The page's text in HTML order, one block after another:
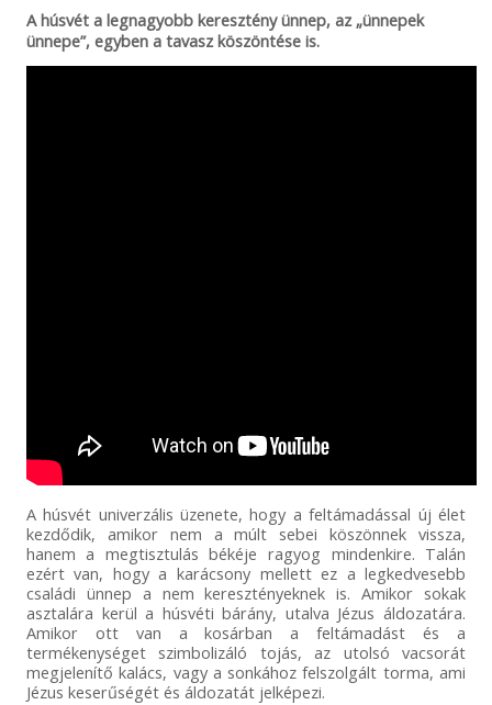
A húsvét a legnagyobb keresztény ünnep, az „ünnepek
ünnepe”, egyben a tavasz köszöntése is.
A húsvét univerzális üzenete, hogy a feltámadással új élet
kezdődik, amikor nem a múlt sebei köszönnek vissza,
hanem a megtisztulás békéje ragyog mindenkire. Talán
ezért van, hogy a karácsony mellett ez a legkedvesebb
családi ünnep a nem keresztényeknek is. Amikor sokak
asztalára kerül a húsvéti bárány, utalva Jézus áldozatára.
Amikor ott van a kosárban a feltámadást és a
termékenységet szimbolizáló tojás, az utolsó vacsorát
megjelenítő kalács, vagy a sonkához felszolgált torma, ami
Jézus keserűségét és áldozatát jelképezi.